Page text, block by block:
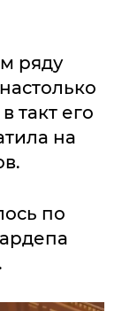
ряду
такт его
на
по